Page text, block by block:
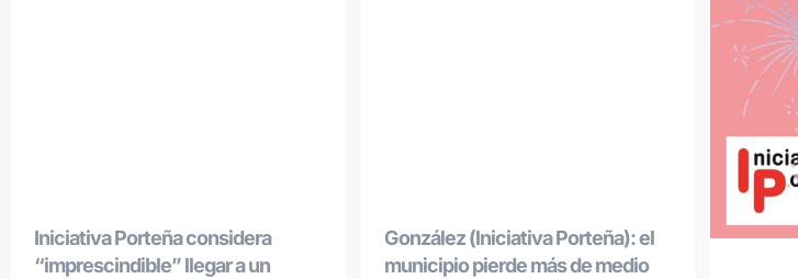
Iniciativa Porteña considera
“imprescindible” llegar a un
González (Iniciativa Porteña): el
municipio pierde más de medio